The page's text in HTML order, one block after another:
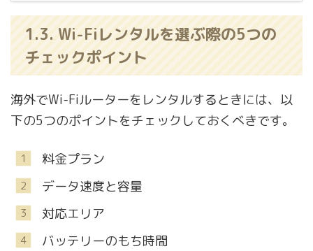
1.3. Wi-Fiレンタルを選ぶ際の5つの
チェックポイント
海外でWi-Fiルーターをレンタルするときには、以
下の5つのポイントをチェックしておくべきです。
料金プラン
データ速度と容量
対応エリア
バッテリーのもち時間